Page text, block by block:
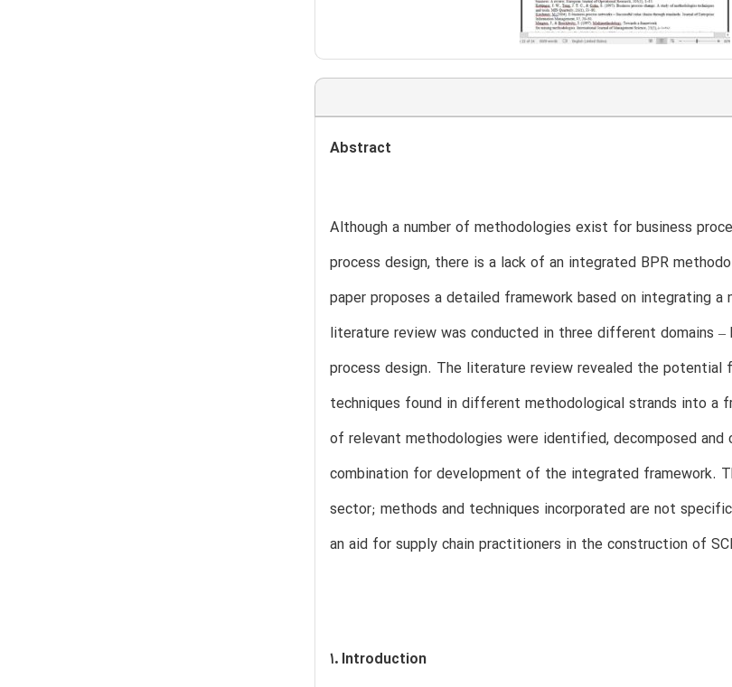
Abstract
Although a number of methodologies exist for business
process design, there is a lack of an integrated BPR
paper proposes a detailed framework based on integrating
literature review was conducted in three different domains –
process design. The literature review revealed the
techniques found in different methodological strands into a
of relevant methodologies were identified, decomposed
combination for development of the integrated framework.
sector; methods and techniques incorporated are not
an aid for supply chain practitioners in the construction of
1. Introduction